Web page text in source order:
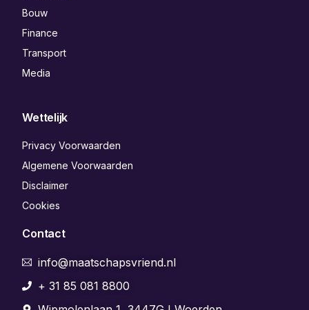
Bouw
Finance
Transport
Media
Wettelijk
Privacy Voorwaarden
Algemene Voorwaarden
Disclaimer
Cookies
Contact
info@maatschapsvriend.nl
+ 31 85 081 8800